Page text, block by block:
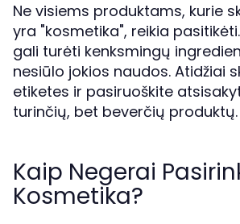
Ne visiems produktams, kurie
yra "kosmetika", reikia
gali turėti kenksmingų
nesiūlo jokios naudos. Atidžiai
etiketes ir pasiruoškite
turinčių, bet beverčių produktų.
Kaip Negerai
Kosmetika?